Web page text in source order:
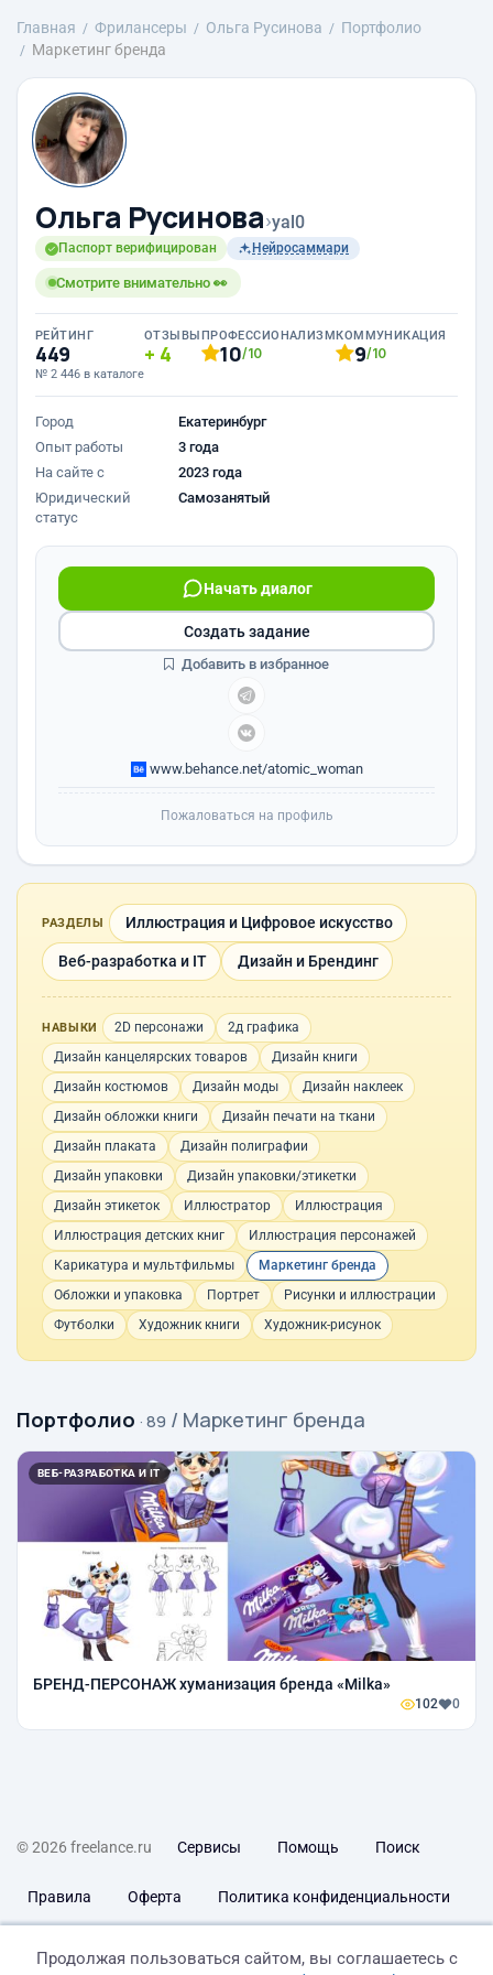
Главная Фрилансеры Ольга Русинова
Портфолио
Маркетинг бренда
Ольга Русинова›yal0
Паспорт верифицирован Нейросаммари
Смотрите внимательно 👀
РЕЙТИНГ
449
№ 2 446 в каталоге
ОТЗЫВЫ
4
ПРОФЕССИОНАЛИЗМ
10/10
КОММУНИКАЦИЯ
9/10
Город
Екатеринбург
Опыт работы
3 года
На сайте с
2023 года
Юридический
статус
Самозанятый
Начать диалог
www.behance.net/atomic_woman
Создать задание
Добавить в избранное
Пожаловаться на профиль
РАЗДЕЛЫ Иллюстрация и Цифровое искусство
Веб-разработка и IT Дизайн и Брендинг
НАВЫКИ 2D персонажи
2д графика
Дизайн канцелярских товаров
Дизайн книги
Дизайн костюмов
Дизайн моды
Дизайн наклеек
Дизайн обложки книги
Дизайн печати на ткани
Дизайн плаката
Дизайн полиграфии
Дизайн упаковки
Дизайн упаковки/этикетки
Дизайн этикеток
Иллюстратор
Иллюстрация
Иллюстрация детских книг
Иллюстрация персонажей
Карикатура и мультфильмы
Маркетинг бренда
Обложки и упаковка
Портрет
Рисунки и иллюстрации
Футболки
Художник книги Художник-рисунок
Портфолио · 89 / Маркетинг бренда
ВЕБ-РАЗРАБОТКА И IT
БРЕНД-ПЕРСОНАЖ хуманизация бренда «Milka»
102 0
© 2026 freelance.ru Сервисы Помощь Поиск
Правила Оферта Политика конфиденциальности
Продолжая пользоваться сайтом, вы соглашаетесь с